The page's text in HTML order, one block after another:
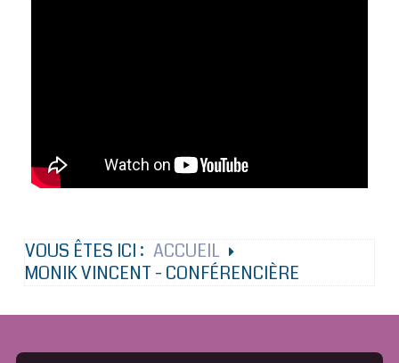
VOUS ÊTES ICI : ACCUEIL
MONIK VINCENT - CONFÉRENCIÈRE